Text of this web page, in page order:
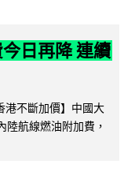
日再降 連續
港不斷加價】中國大
航線燃油附加費，